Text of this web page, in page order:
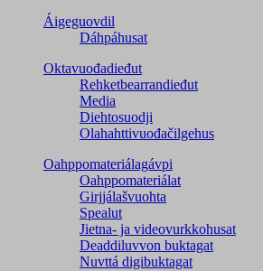
Áigeguovdil
Dáhpáhusat
Oktavuođadieđut
Rehketbearrandieđut
Media
Diehtosuodji
Olahahttivuođačilgehus
Oahppomateriálagávpi
Oahppomateriálat
Girjjálašvuohta
Spealut
Jietna- ja videovurkkohusat
Deaddiluvvon buktagat
Nuvttá digibuktagat